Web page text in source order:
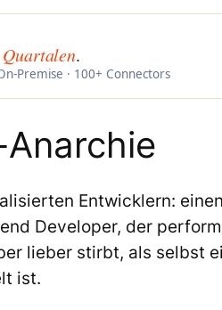
Quartalen.
Premise · 100+ Connectors
Entwicklern:
Developer, der
lieber stirbt, als selbst
ist.